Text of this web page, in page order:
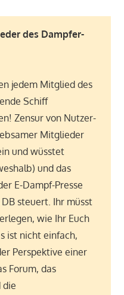
des Dampfer-
jedem Mitglied des
Schiff
Zensur von Nutzer-
Mitglieder
und wüsstet
und das
E-Dampf-Presse
steuert. Ihr müsst
wie Ihr Euch
ist nicht einfach,
Perspektive einer
Forum, das
die